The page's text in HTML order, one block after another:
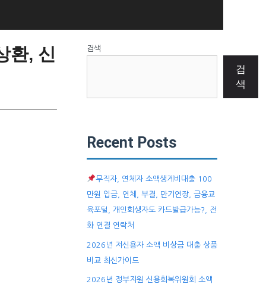
환, 신
검색
검
색
Recent Posts
무직자, 연체자 소액생계비대출 100
만원 입금, 연체, 부결, 만기연장, 금융교
육포털, 개인회생자도 카드발급가능?, 전
화 연결 연락처
2026년 저신용자 소액 비상금 대출 상품
비교 최신가이드
2026년 정부지원 신용회복위원회 소액